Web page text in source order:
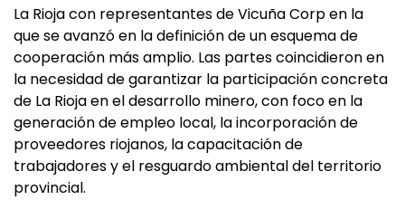
La Rioja con representantes de Vicuña Corp en la
que se avanzó en la definición de un esquema de
cooperación más amplio. Las partes coincidieron en
la necesidad de garantizar la participación concreta
de La Rioja en el desarrollo minero, con foco en la
generación de empleo local, la incorporación de
proveedores riojanos, la capacitación de
trabajadores y el resguardo ambiental del territorio
provincial.